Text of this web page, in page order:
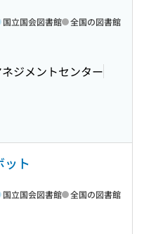
ジメントセンター
国立国会図書館 全国の図書館
ット
国立国会図書館 全国の図書館